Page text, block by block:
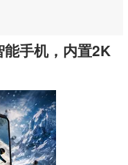
手机，内置2K